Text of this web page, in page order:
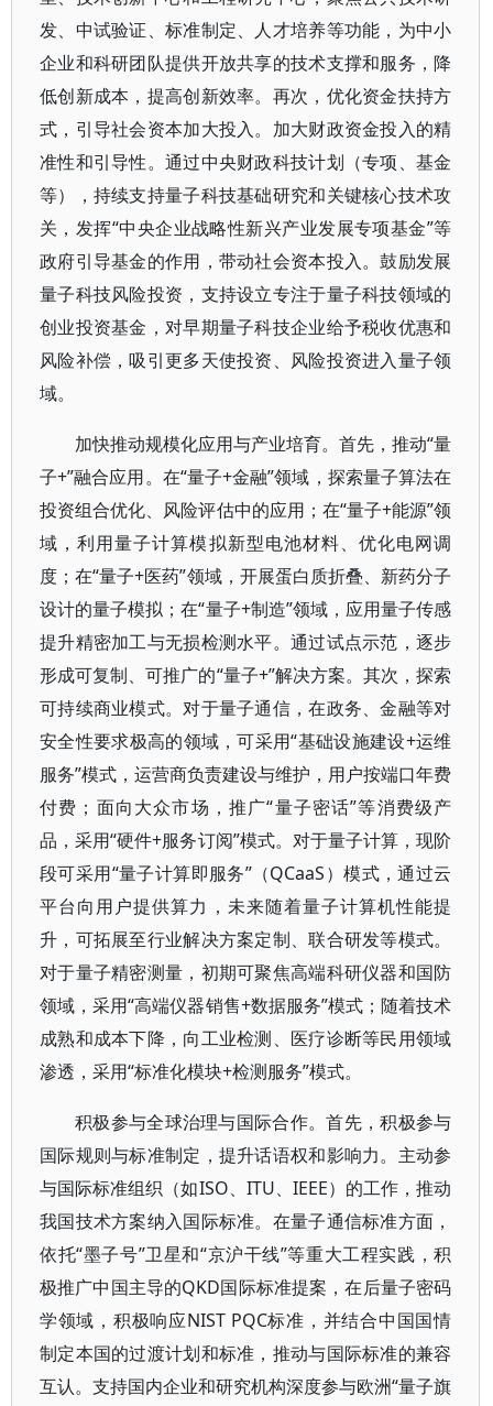
发、中试验证、标准制定、人才培养等功能，为中小
企业和科研团队提供开放共享的技术支撑和服务，降
低创新成本，提高创新效率。再次，优化资金扶持方
式，引导社会资本加大投入。加大财政资金投入的精
准性和引导性。通过中央财政科技计划（专项、基金
等），持续支持量子科技基础研究和关键核心技术攻
关，发挥“中央企业战略性新兴产业发展专项基金”等
政府引导基金的作用，带动社会资本投入。鼓励发展
量子科技风险投资，支持设立专注于量子科技领域的
创业投资基金，对早期量子科技企业给予税收优惠和
风险补偿，吸引更多天使投资、风险投资进入量子领
域。
加快推动规模化应用与产业培育。首先，推动“量
子+”融合应用。在“量子+金融”领域，探索量子算法在
投资组合优化、风险评估中的应用；在“量子+能源”领
域，利用量子计算模拟新型电池材料、优化电网调
度；在“量子+医药”领域，开展蛋白质折叠、新药分子
设计的量子模拟；在“量子+制造”领域，应用量子传感
提升精密加工与无损检测水平。通过试点示范，逐步
形成可复制、可推广的“量子+”解决方案。其次，探索
可持续商业模式。对于量子通信，在政务、金融等对
安全性要求极高的领域，可采用“基础设施建设+运维
服务”模式，运营商负责建设与维护，用户按端口年费
付费；面向大众市场，推广“量子密话”等消费级产
品，采用“硬件+服务订阅”模式。对于量子计算，现阶
段可采用“量子计算即服务”（QCaaS）模式，通过云
平台向用户提供算力，未来随着量子计算机性能提
升，可拓展至行业解决方案定制、联合研发等模式。
对于量子精密测量，初期可聚焦高端科研仪器和国防
领域，采用“高端仪器销售+数据服务”模式；随着技术
成熟和成本下降，向工业检测、医疗诊断等民用领域
渗透，采用“标准化模块+检测服务”模式。
积极参与全球治理与国际合作。首先，积极参与
国际规则与标准制定，提升话语权和影响力。主动参
与国际标准组织（如ISO、ITU、IEEE）的工作，推动
我国技术方案纳入国际标准。在量子通信标准方面，
依托“墨子号”卫星和“京沪干线”等重大工程实践，积
极推广中国主导的QKD国际标准提案，在后量子密码
学领域，积极响应NIST PQC标准，并结合中国国情
制定本国的过渡计划和标准，推动与国际标准的兼容
互认。支持国内企业和研究机构深度参与欧洲“量子旗